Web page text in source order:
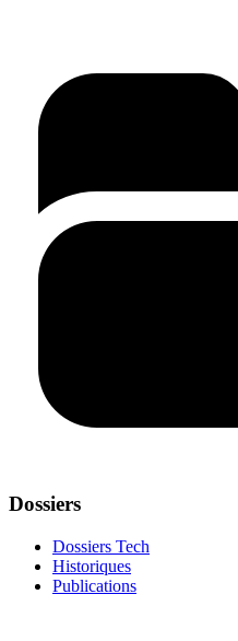
Dossiers
Dossiers Tech
Historiques
Publications